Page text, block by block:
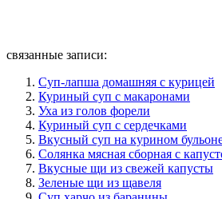
связанные записи:
Суп-лапша домашняя с курицей
Куриный суп с макаронами
Уха из голов форели
Куриный суп с сердечками
Вкусный суп на курином
Солянка мясная сборная с
Вкусные щи из свежей капусты
Зеленые щи из щавеля